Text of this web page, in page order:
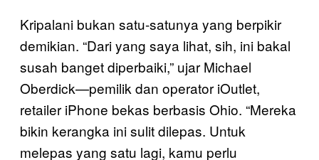
Kripalani bukan satu-satunya yang berpikir
demikian. “Dari yang saya lihat, sih, ini bakal
susah banget diperbaiki,” ujar Michael
Oberdick—pemilik dan operator iOutlet,
retailer iPhone bekas berbasis Ohio. “Mereka
bikin kerangka ini sulit dilepas. Untuk
melepas yang satu lagi, kamu perlu